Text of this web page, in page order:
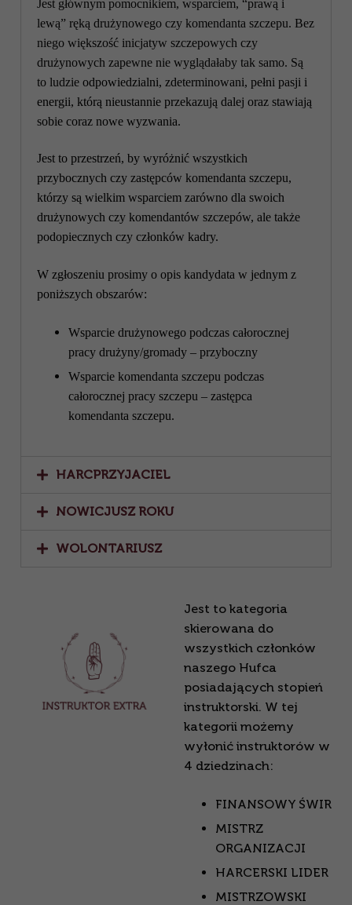
Jest głównym pomocnikiem, wsparciem, “prawą i
lewą” ręką drużynowego czy komendanta szczepu. Bez
niego większość inicjatyw szczepowych czy
drużynowych zapewne nie wyglądałaby tak samo. Są
to ludzie odpowiedzialni, zdeterminowani, pełni pasji i
energii, którą nieustannie przekazują dalej oraz stawiają
sobie coraz nowe wyzwania.
Jest to przestrzeń, by wyróżnić wszystkich
przybocznych czy zastępców komendanta szczepu,
którzy są wielkim wsparciem zarówno dla swoich
drużynowych czy komendantów szczepów, ale także
podopiecznych czy członków kadry.
W zgłoszeniu prosimy o opis kandydata w jednym z
poniższych obszarów:
Wsparcie drużynowego podczas całorocznej
pracy drużyny/gromady – przyboczny
Wsparcie komendanta szczepu podczas
całorocznej pracy szczepu – zastępca
komendanta szczepu.
HARCPRZYJACIEL
NOWICJUSZ ROKU
WOLONTARIUSZ
Jest to kategoria
skierowana do
wszystkich członków
naszego Hufca
posiadających stopień
instruktorski. W tej
kategorii możemy
wyłonić instruktorów w
4 dziedzinach:
FINANSOWY ŚWIR
MISTRZ
ORGANIZACJI
HARCERSKI LIDER
MISTRZOWSKI